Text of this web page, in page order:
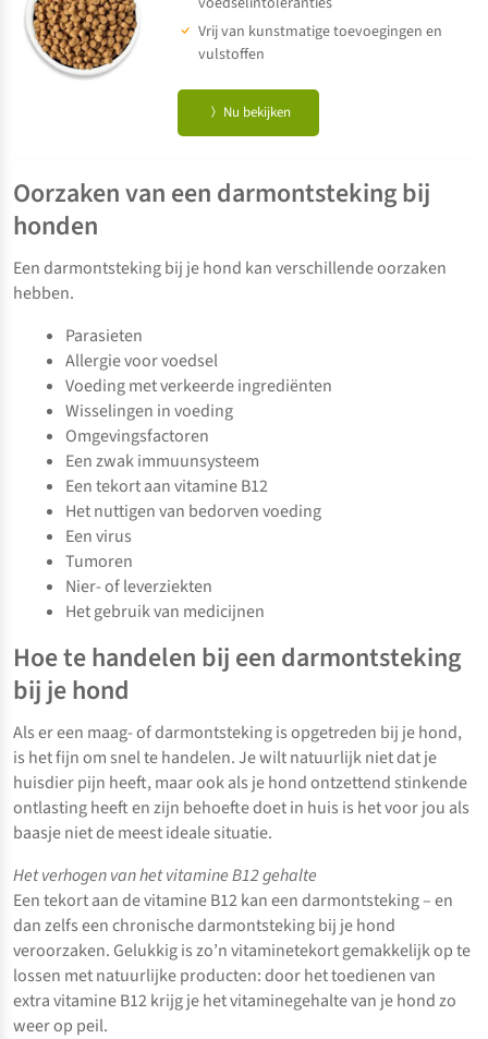
Vrij van kunstmatige toevoegingen en
vulstoffen
Nu bekijken
Oorzaken van een darmontsteking bij
honden
Een darmontsteking bij je hond kan verschillende oorzaken
hebben.
Parasieten
Allergie voor voedsel
Voeding met verkeerde ingrediënten
Wisselingen in voeding
Omgevingsfactoren
Een zwak immuunsysteem
Een tekort aan vitamine B12
Het nuttigen van bedorven voeding
Een virus
Tumoren
Nier- of leverziekten
Het gebruik van medicijnen
Hoe te handelen bij een darmontsteking
bij je hond
Als er een maag- of darmontsteking is opgetreden bij je hond,
is het fijn om snel te handelen. Je wilt natuurlijk niet dat je
huisdier pijn heeft, maar ook als je hond ontzettend stinkende
ontlasting heeft en zijn behoefte doet in huis is het voor jou als
baasje niet de meest ideale situatie.
Het verhogen van het vitamine B12 gehalte
Een tekort aan de vitamine B12 kan een darmontsteking – en
dan zelfs een chronische darmontsteking bij je hond
veroorzaken. Gelukkig is zo’n vitaminetekort gemakkelijk op te
lossen met natuurlijke producten: door het toedienen van
extra vitamine B12 krijg je het vitaminegehalte van je hond zo
weer op peil.